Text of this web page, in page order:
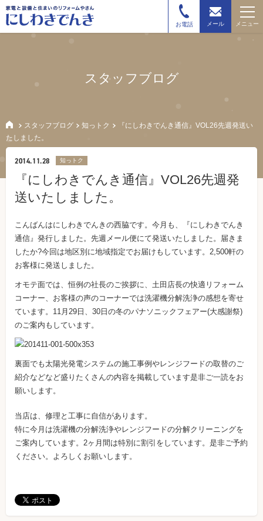
お電話 メール メニュー
スタッフブログ
スタッフブログ 知っトク
『にしわきでんき通信』VOL26先週発送い
たしました。
2014.11.28 知っトク
『にしわきでんき通信』VOL26先週発
送いたしました。
こんばんはにしわきでんきの西脇です。今月も、『にしわきでんき
通信』発行しました。先週メール便にて発送いたしました。届きま
したか?今回は地区別に地域指定でお届けもしています。2,500軒の
お客様に発送しました。
オモテ面では、恒例の社長のご挨拶に、土田店長の快適リフォーム
コーナー、お客様の声のコーナーでは洗濯機分解洗浄の感想を寄せ
ています。11月29日、30日の冬のパナソニックフェアー(大感謝祭)
のご案内もしています。
裏面でも太陽光発電システムの施工事例やレンジフードの取替のご
紹介などなど盛りたくさんの内容を掲載しています是非ご一読をお
願いします。
当店は、修理と工事に自信があります。
特に今月は洗濯機の分解洗浄やレンジフードの分解クリーニングを
ご案内しています。2ヶ月間は特別に割引をしています。是非ご予約
ください。よろしくお願いします。